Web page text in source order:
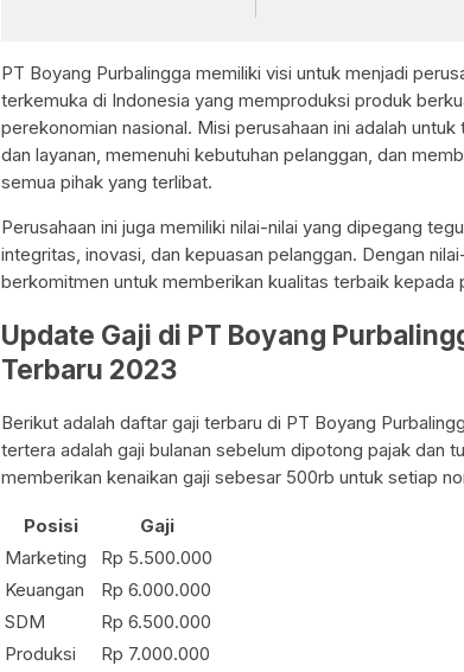
PT Boyang Purbalingga memiliki visi untuk menjadi
terkemuka di Indonesia yang memproduksi produk
perekonomian nasional. Misi perusahaan ini adalah
dan layanan, memenuhi kebutuhan pelanggan, dan
semua pihak yang terlibat.
Perusahaan ini juga memiliki nilai-nilai yang dipegang
integritas, inovasi, dan kepuasan pelanggan. Dengan
berkomitmen untuk memberikan kualitas terbaik kepada
Update Gaji di PT Boyang
Terbaru 2023
Berikut adalah daftar gaji terbaru di PT Boyang
tertera adalah gaji bulanan sebelum dipotong pajak dan
memberikan kenaikan gaji sebesar 500rb untuk setiap
Posisi
Gaji
Marketing
Rp 5.500.000
Keuangan
Rp 6.000.000
SDM
Rp 6.500.000
Produksi
Rp 7.000.000